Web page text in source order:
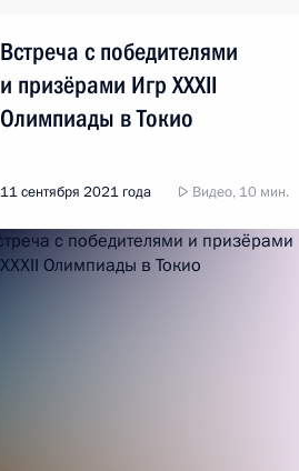
Встреча с победителями
и призёрами Игр XXXII
Олимпиады в Токио
11 сентября 2021 года Видео, 10 мин.